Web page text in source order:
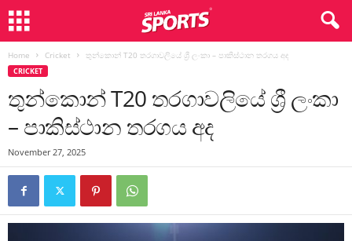
Home Cricket තුන්කොන් T20 තරගාවලියේ ශ්‍රී ලංකා – පාකිස්ථාන තරගය අද
CRICKET
තුන්කොන් T20 තරගාවලියේ ශ්‍රී ලංකා
– පාකිස්ථාන තරගය අද
November 27, 2025